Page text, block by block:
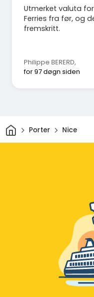
Utmerket valuta
Ferries fra før, og
fremskritt.
Philippe BERERD,
for 97 døgn siden
HjemPorter Nice